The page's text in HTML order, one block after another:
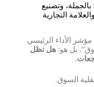
وتصنيع
التجارية
مؤشر الأداء الرئيسي
بل هو: هل تظل
.
السوق.